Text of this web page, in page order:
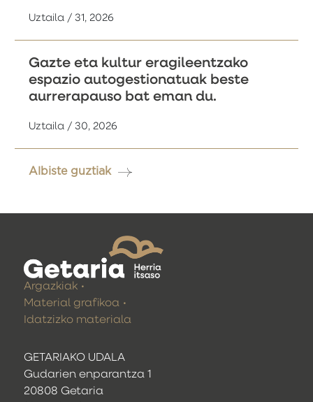
Uztaila / 31, 2026
Gazte eta kultur eragileentzako
espazio autogestionatuak beste
aurrerapauso bat eman du.
Uztaila / 30, 2026
Albiste guztiak
GETARIAKO UDALA
Gudarien enparantza 1
20808 Getaria
Argazkiak
Material grafikoa
Idatzizko materiala